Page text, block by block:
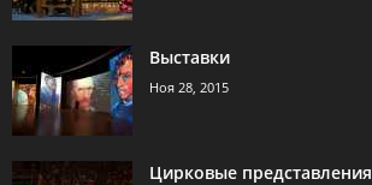
Выставки
Ноя 28, 2015
Цирковые представления